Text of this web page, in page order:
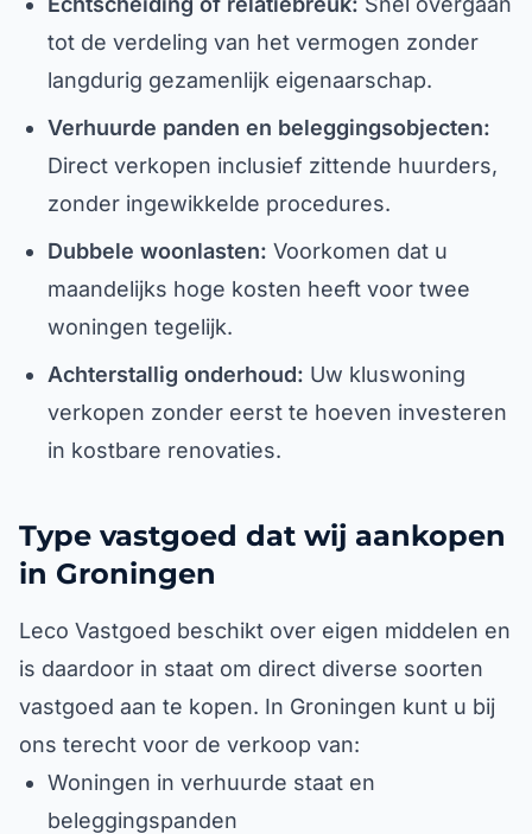
tot de verdeling van het vermogen zonder
langdurig gezamenlijk eigenaarschap.
Verhuurde panden en beleggingsobjecten:
Direct verkopen inclusief zittende huurders,
zonder ingewikkelde procedures.
Dubbele woonlasten: Voorkomen dat u
maandelijks hoge kosten heeft voor twee
woningen tegelijk.
Achterstallig onderhoud: Uw kluswoning
verkopen zonder eerst te hoeven investeren
in kostbare renovaties.
Type vastgoed dat wij aankopen
in Groningen
Leco Vastgoed beschikt over eigen middelen en
is daardoor in staat om direct diverse soorten
vastgoed aan te kopen. In Groningen kunt u bij
ons terecht voor de verkoop van:
Woningen in verhuurde staat en
beleggingspanden